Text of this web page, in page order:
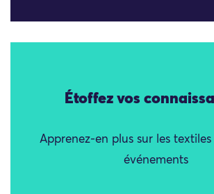
Étoffez vos
Apprenez-en plus sur les textiles
événements